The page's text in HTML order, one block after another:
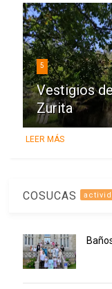
5
Vestigios
Zurita
LEER MÁS
COSUCAS